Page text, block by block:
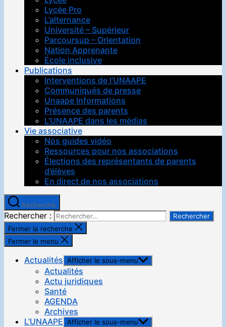
Lycée Pro
L’alternance
Université – Supérieur
Parcoursup – Orientation
Nation Apprenante
École inclusive
Publications
Interventions de l’UNAAPE
Communiqués de presse
Unaape Informations
Présence des parents
L’UNAAPE dans les médias
Vie associative
Nos guides vidéo
Ressources pour nos associations
Élections des représentants de parents
d’élèves
En direct de nos associations
Recherche
Rechercher :
Fermer la recherche
Fermer le menu
Actualités Afficher le sous-menu
Actualités
Actu juridiques
Santé
AGENDA
Archives
L’UNAAPE Afficher le sous-menu